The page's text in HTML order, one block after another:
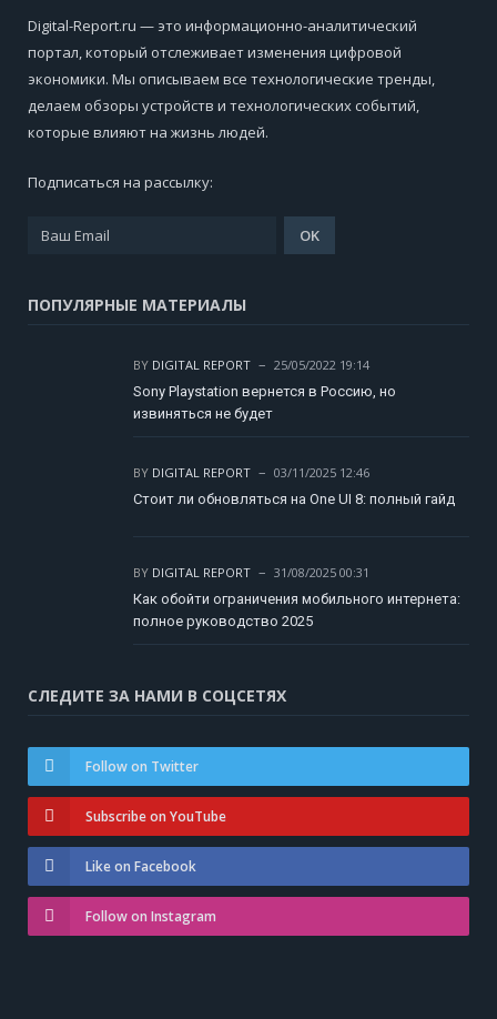
Digital-Report.ru — это информационно-аналитический
портал, который отслеживает изменения цифровой
экономики. Мы описываем все технологические тренды,
делаем обзоры устройств и технологических событий,
которые влияют на жизнь людей.
Подписаться на рассылку:
ПОПУЛЯРНЫЕ МАТЕРИАЛЫ
BY DIGITAL REPORT
25/05/2022 19:14
Sony Playstation вернется в Россию, но
извиняться не будет
BY DIGITAL REPORT
03/11/2025 12:46
Стоит ли обновляться на One UI 8: полный гайд
BY DIGITAL REPORT
31/08/2025 00:31
Как обойти ограничения мобильного интернета:
полное руководство 2025
СЛЕДИТЕ ЗА НАМИ В СОЦСЕТЯХ
Follow on Twitter
Subscribe on YouTube
Like on Facebook
Follow on Instagram